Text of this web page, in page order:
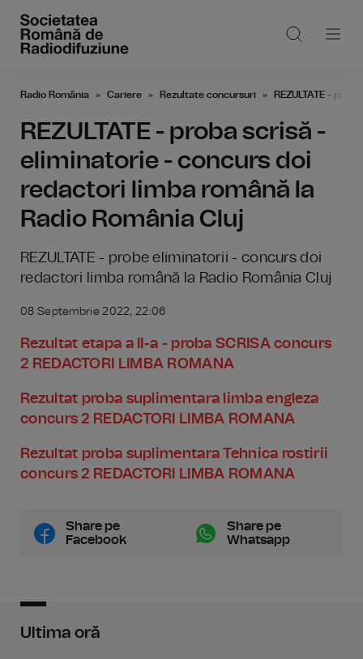
Radio România Cariere Rezultate concursuri REZULTATE -
REZULTATE - proba scrisă -
eliminatorie - concurs doi
redactori limba română la
Radio România Cluj
REZULTATE - probe eliminatorii - concurs doi
redactori limba română la Radio România Cluj
08 Septembrie 2022, 22:06
Rezultat etapa a II-a - proba SCRISA concurs
2 REDACTORI LIMBA ROMANA
Rezultat proba suplimentara limba engleza
concurs 2 REDACTORI LIMBA ROMANA
Rezultat proba suplimentara Tehnica rostirii
concurs 2 REDACTORI LIMBA ROMANA
Share pe
Facebook
Share pe
Whatsapp
Ultima oră